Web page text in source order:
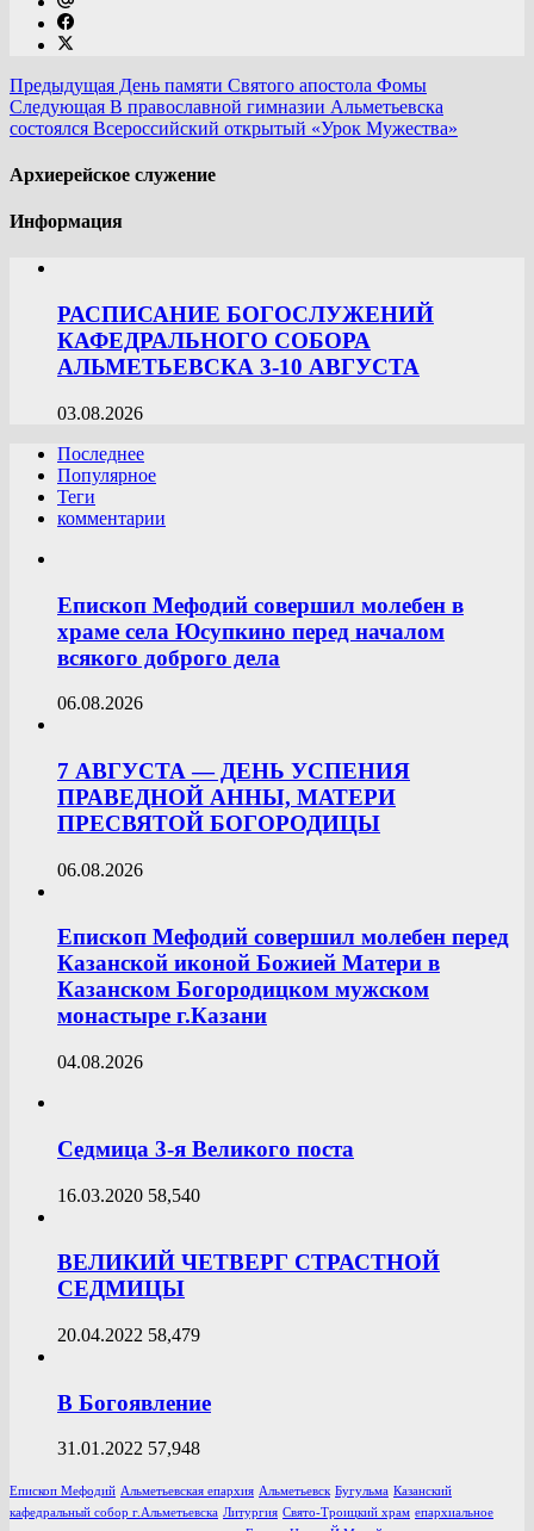
Предыдущая День памяти Святого апостола Фомы
Следующая В православной гимназии Альметьевска
состоялся Всероссийский открытый «Урок Мужества»
Архиерейское служение
Информация
РАСПИСАНИЕ БОГОСЛУЖЕНИЙ
КАФЕДРАЛЬНОГО СОБОРА
АЛЬМЕТЬЕВСКА 3-10 АВГУСТА
03.08.2026
Последнее
Популярное
Теги
комментарии
Епископ Мефодий совершил молебен в
храме села Юсупкино перед началом
всякого доброго дела
06.08.2026
7 АВГУСТА — ДЕНЬ УСПЕНИЯ
ПРАВЕДНОЙ АННЫ, МАТЕРИ
ПРЕСВЯТОЙ БОГОРОДИЦЫ
06.08.2026
Епископ Мефодий совершил молебен перед
Казанской иконой Божией Матери в
Казанском Богородицком мужском
монастыре г.Казани
04.08.2026
Седмица 3-я Великого поста
16.03.2020 58,540
ВЕЛИКИЙ ЧЕТВЕРГ СТРАСТНОЙ
СЕДМИЦЫ
20.04.2022 58,479
В Богоявление
31.01.2022 57,948
Епископ Мефодий Альметьевская епархия Альметьевск Бугульма Казанский
кафедральный собор г.Альметьевска Литургия Свято-Троицкий храм епархиальное